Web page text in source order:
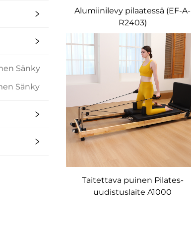
Sänky
Sänky
Alumiinilevy pilaatessä (EF-A-
R2403)
Taitettava puinen Pilates-
uudistuslaite A1000